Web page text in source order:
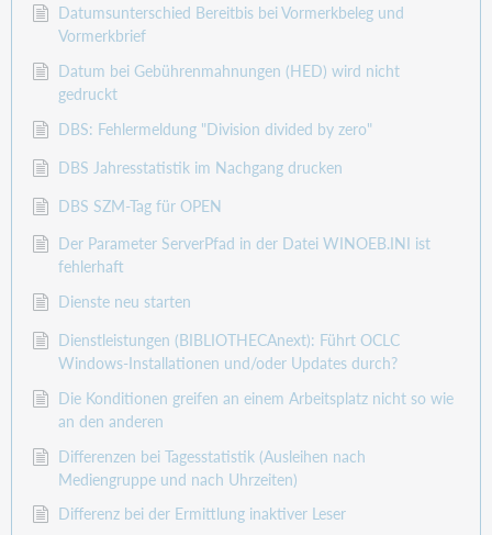
Datumsunterschied Bereitbis bei Vormerkbeleg und
Vormerkbrief
Datum bei Gebührenmahnungen (HED) wird nicht
gedruckt
DBS: Fehlermeldung "Division divided by zero"
DBS Jahresstatistik im Nachgang drucken
DBS SZM-Tag für OPEN
Der Parameter ServerPfad in der Datei WINOEB.INI ist
fehlerhaft
Dienste neu starten
Dienstleistungen (BIBLIOTHECAnext): Führt OCLC
Windows-Installationen und/oder Updates durch?
Die Konditionen greifen an einem Arbeitsplatz nicht so wie
an den anderen
Differenzen bei Tagesstatistik (Ausleihen nach
Mediengruppe und nach Uhrzeiten)
Differenz bei der Ermittlung inaktiver Leser